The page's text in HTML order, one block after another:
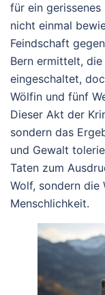
für ein gerissenes
nicht einmal
Feindschaft
Bern ermittelt,
eingeschaltet,
Wölfin und fünf
Dieser Akt der
sondern das
und Gewalt
Taten zum
Wolf, sondern die
Menschlichkeit.